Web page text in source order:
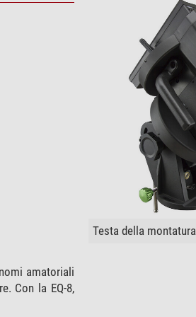
amatoriali
Con la EQ-8,
Testa della montatura